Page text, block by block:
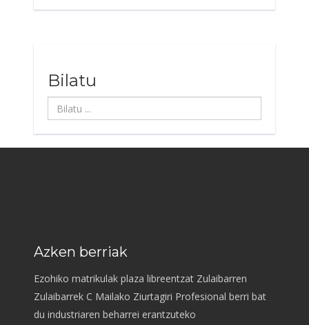
Bilatu
Bilatu
...
Azken berriak
Ezohiko matrikulak plaza libreentzat Zulaibarren
Zulaibarrek C Mailako Ziurtagiri Profesional berri bat
du industriaren beharrei erantzuteko